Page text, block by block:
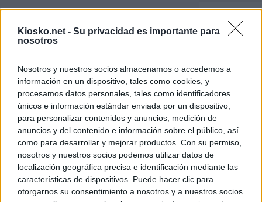
Kiosko.net - Su privacidad es importante para
nosotros
Nosotros y nuestros socios almacenamos o accedemos a
información en un dispositivo, tales como cookies, y
procesamos datos personales, tales como identificadores
únicos e información estándar enviada por un dispositivo,
para personalizar contenidos y anuncios, medición de
anuncios y del contenido e información sobre el público, así
como para desarrollar y mejorar productos. Con su permiso,
nosotros y nuestros socios podemos utilizar datos de
localización geográfica precisa e identificación mediante las
características de dispositivos. Puede hacer clic para
otorgarnos su consentimiento a nosotros y a nuestros socios
La Comunidad
de lujo de
euros el diseño
Puerta del Sol
© Kiosko.net Aviso Legal Privacidad y Cookies